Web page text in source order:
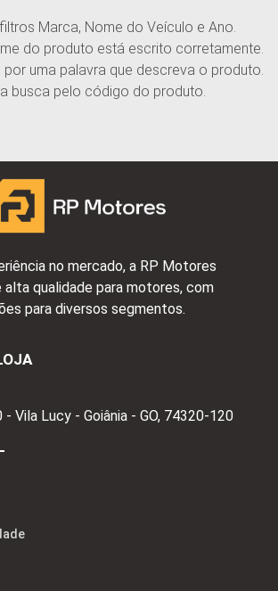
Marca, Nome do Veículo e Ano.
do produto está escrito corretamente.
por uma palavra que descreva o produto.
busca pelo código do produto.
no mercado, a RP Motores
qualidade para motores, com
para diversos segmentos.
Vila Lucy - Goiânia - GO, 74320-120